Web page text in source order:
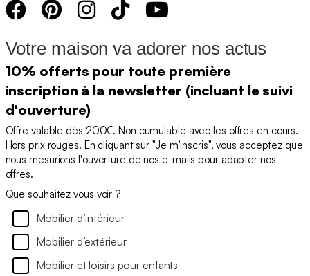
Votre maison va adorer nos actus
10% offerts pour toute première
inscription à la newsletter (incluant le suivi
d'ouverture)
Offre valable dès 200€. Non cumulable avec les offres en cours.
Hors prix rouges. En cliquant sur "Je m'inscris", vous acceptez que
nous mesurions l'ouverture de nos e-mails pour adapter nos
offres.
Que souhaitez vous voir ?
Mobilier d’intérieur
Mobilier d’extérieur
Mobilier et loisirs pour enfants